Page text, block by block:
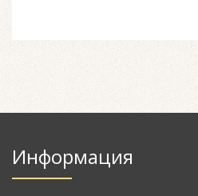
Информация